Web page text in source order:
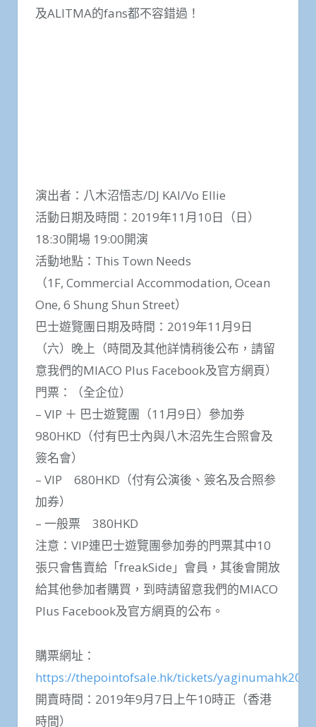
及ALITMA的fans都不容錯過！
演出者：八木沼悟志/DJ KAI/Vo Ellie
活動日期及時間：2019年11月10日（日）
18:30開場 19:00開演
活動地點：This Town Needs
（1F, Commercial Accommodation, Ocean
One, 6 Shung Shun Street）
巴士遊覽團日期及時間：2019年11月9日
（六）晚上（時間及其他詳情稍後公布，請留
意我們的MIACO Plus Facebook及官方網頁）
門票：（全企位）
– VIP ＋ 巴士遊覽團（11月9日）參加劵
980HKD（付有巴士內與八木沼先生合照會及
簽名會）
– VIP 680HKD（付有公演後、簽名及合照参
加券）
– 一般票 380HKD
注意：VIP連巴士遊覽團參加劵的門票其中10
張只會售賣給「freakSide」會員，其後會開放
給其他參加者購買，到時請留意我們的MIACO
Plus Facebook及官方網頁的公布。
購票網址：
https://thepointofsale.hk/tickets/yaginumahk2019
開賣時間：2019年9月7日上午10時正（香港
時間）